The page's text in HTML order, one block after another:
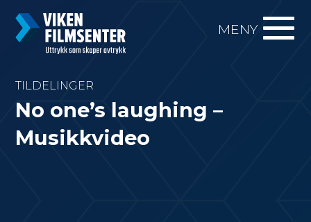
MENY
TILDELINGER
No one’s laughing –
Musikkvideo